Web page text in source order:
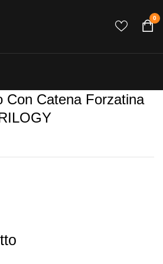
0
Con Catena Forzatina